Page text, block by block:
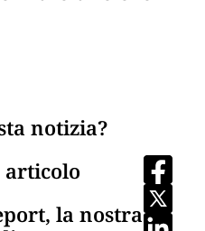
notizia?
articolo
la nostra